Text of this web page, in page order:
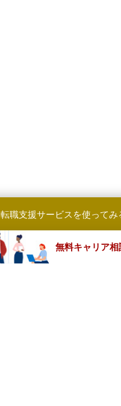
転職支援サービスを使ってみ
無料キャリア相